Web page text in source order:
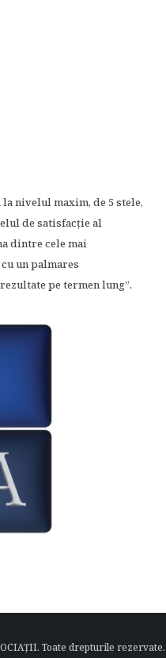
la nivelul maxim, de 5 stele,
de satisfacție al
dintre cele mai
un palmares
pe termen lung”.
Toate drepturile rezervate.